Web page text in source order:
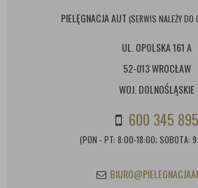
PIELĘGNACJA AUT (SERWIS NALEŻY DO
UL. OPOLSKA 161 A
52-013 WROCŁAW
WOJ. DOLNOŚLĄSKIE
600 345 895
(PON - PT: 8:00-18:00; SOBOTA: